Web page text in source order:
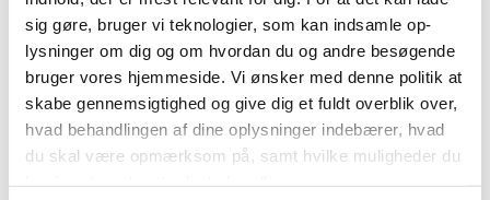
sig gøre, bruger vi teknologier, som kan indsamle op-
lysninger om dig og om hvordan du og andre besøgende
bruger vores hjemmeside. Vi ønsker med denne politik at
skabe gennemsigtighed og give dig et fuldt overblik over,
hvad behandlingen af dine oplysninger indebærer, hvad
du skal være opmærksom på, samt hvilke muligheder du
Samarbejde med privathospital
Vores beboere er sikret stabil hjælp uden
ventetid fra psykolog og psykiater samt sikker
området
24. november 2022 /iGran Recovery and Health ,Granhøjens botilbud,
Podcast,Webinar/afjuliepetersen
Ledige pladser på borderline-området. Se vores tre webinarer og
lyt til vores podcastepisoder om emnet.